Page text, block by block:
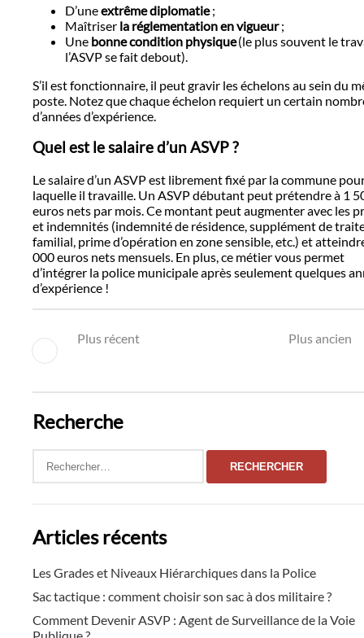
D’uneextrême diplomatie;
Maîtriser la réglementation en vigueur;
Une bonne condition physique(le plus souvent le
l’ASVP se fait debout).
S’il est fonctionnaire, il peut gravir les échelons au sein du
poste. Notez que chaque échelon requiert un certain
d’années d’expérience.
Quel est le salaire d’un ASVP ?
Le salaire d’un ASVP est librement fixé par la commune
laquelle il travaille. Un ASVP débutant peut prétendre à 1
euros nets par mois. Ce montant peut augmenter avec les
et indemnités (indemnité de résidence, supplément de
familial, prime d’opération en zone sensible, etc.) et
000 euros nets mensuels. En plus, ce métier vous permet
d’intégrer la police municipale après seulement quelques
d’expérience !
Plus récent Plus ancien
Recherche
Rechercher :
Articles récents
Les Grades et Niveaux Hiérarchiques dans la Police
Sac tactique : comment choisir son sac à dos militaire ?
Comment Devenir ASVP : Agent de Surveillance de la Voie